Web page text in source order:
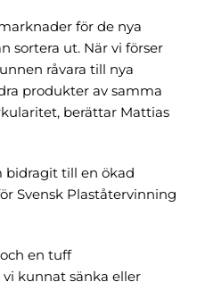
för de nya
sortera ut. När vi förser
råvara till nya
produkter av samma
berättar Mattias
bidragit till en ökad
Svensk Plaståtervinning
en tuff
kunnat sänka eller